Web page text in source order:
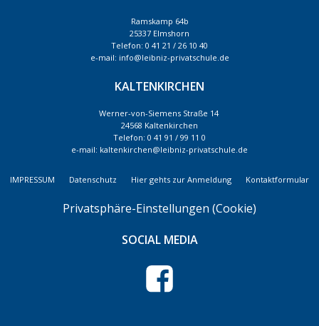
Ramskamp 64b
25337 Elmshorn
Telefon: 0 41 21 / 26 10 40
e-mail: info@leibniz-privatschule.de
KALTENKIRCHEN
Werner-von-Siemens Straße 14
24568 Kaltenkirchen
Telefon: 0 41 91 / 99 11 0
e-mail: kaltenkirchen@leibniz-privatschule.de
IMPRESSUM Datenschutz Hier gehts zur Anmeldung Kontaktformular
Privatsphäre-Einstellungen (Cookie)
SOCIAL MEDIA